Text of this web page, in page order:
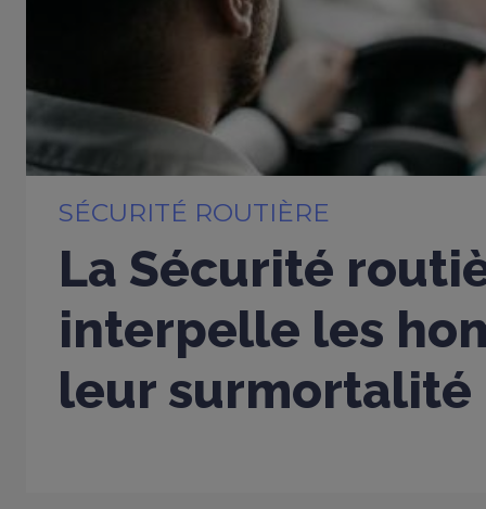
SÉCURITÉ ROUTIÈRE
La Sécurité
interpelle les
leur